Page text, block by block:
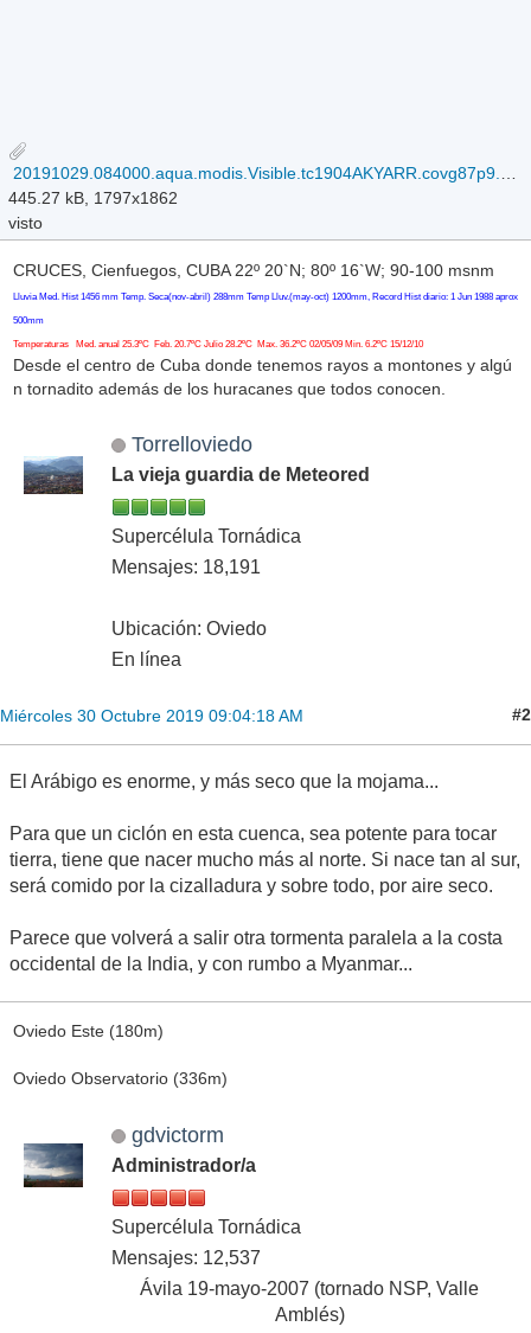
445.27 kB, 1797x1862
visto
CRUCES, Cienfuegos, CUBA 22º 20`N; 80º 16`W; 90-100 msnm
Lluvia Med. Hist 1456 mm Temp. Seca(nov-abril) 288mm Temp Lluv.(may-oct) 1200mm, Record Hist diario: 1 Jun 1988 aprox
500mm
Temperaturas Med. anual 25.3ºC Feb. 20.7ºC Julio 28.2ºC Max. 36.2ºC 02/05/09 Min. 6.2ºC 15/12/10
Desde el centro de Cuba donde tenemos rayos a montones y algú
n tornadito además de los huracanes que todos conocen.
Torrelloviedo
La vieja guardia de Meteored
Supercélula Tornádica
Mensajes: 18,191
Ubicación: Oviedo
En línea
Miércoles 30 Octubre 2019 09:04:18 AM #2
El Arábigo es enorme, y más seco que la mojama...
Para que un ciclón en esta cuenca, sea potente para tocar
tierra, tiene que nacer mucho más al norte. Si nace tan al sur,
será comido por la cizalladura y sobre todo, por aire seco.
Parece que volverá a salir otra tormenta paralela a la costa
occidental de la India, y con rumbo a Myanmar...
Oviedo Este (180m)
Oviedo Observatorio (336m)
gdvictorm
Administrador/a
Supercélula Tornádica
Mensajes: 12,537
Ávila 19-mayo-2007 (tornado NSP, Valle
Amblés)